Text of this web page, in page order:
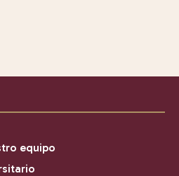
equipo